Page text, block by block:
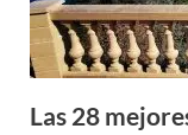
Las 28